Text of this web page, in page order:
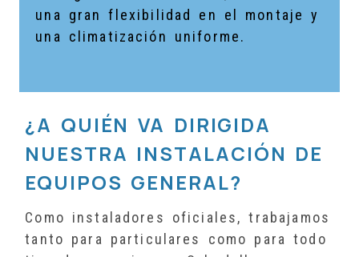
una gran flexibilidad en el montaje y
una climatización uniforme.
¿A QUIÉN VA DIRIGIDA
NUESTRA INSTALACIÓN DE
EQUIPOS GENERAL?
Como instaladores oficiales, trabajamos
tanto para particulares como para todo